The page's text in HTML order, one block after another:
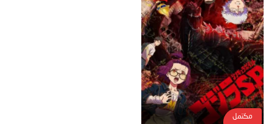
مكتمل